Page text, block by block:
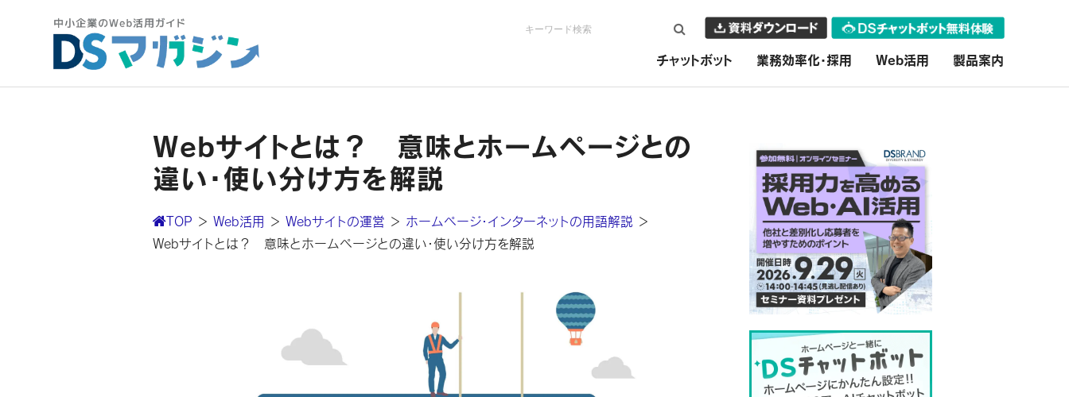
チャットボット 業務効率化・採用 Web活用 製品案内
検索
Webサイトとは？ 意味とホームページとの
違い・使い分け方を解説
TOP ＞ Web活用 ＞ Webサイトの運営 ＞ ホームページ・インターネットの用語解説 ＞
Webサイトとは？ 意味とホームページとの違い・使い分け方を解説